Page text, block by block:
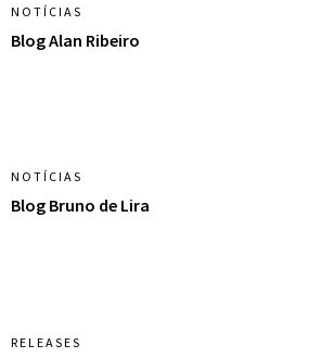
NOTÍCIAS
Blog Alan Ribeiro
NOTÍCIAS
Blog Bruno de Lira
RELEASES